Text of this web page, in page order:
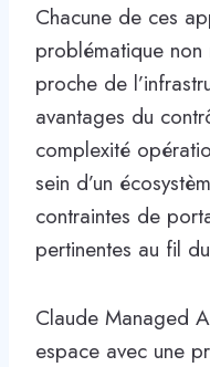
Chacune de ces
problématique
proche de
avantages du
complexité
sein d’un
contraintes de
pertinentes au fil
Claude Managed
espace avec une